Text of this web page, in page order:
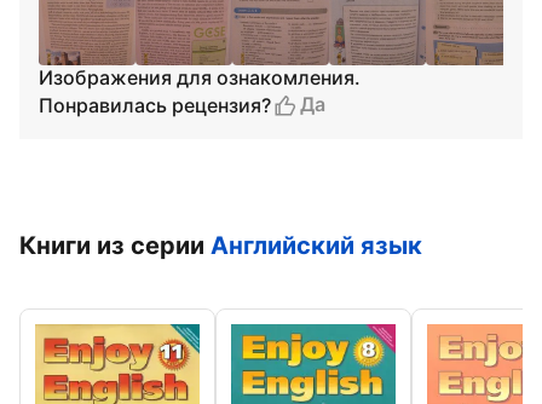
Изображения для ознакомления.
Понравилась рецензия?
Да
Книги из серии Английский язык